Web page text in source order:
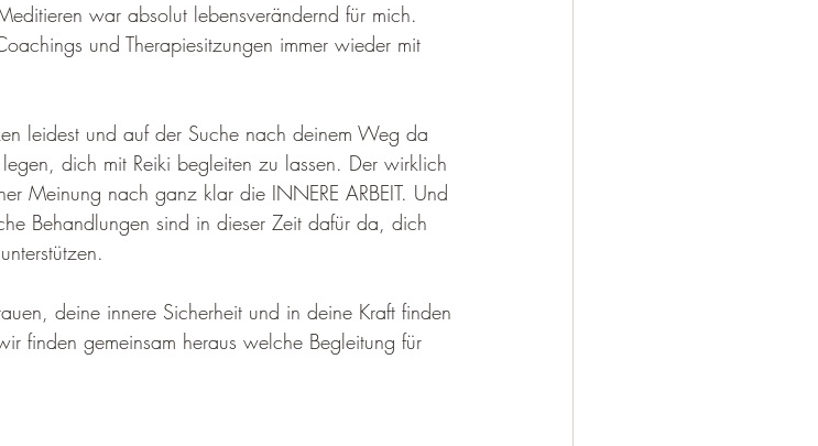
war absolut lebensverändernd für mich.
und Therapiesitzungen immer wieder mit
leidest und auf der Suche nach deinem Weg da
dich mit Reiki begleiten zu lassen. Der wirklich
Meinung nach ganz klar die INNERE ARBEIT. Und
Behandlungen sind in dieser Zeit dafür da, dich
deine innere Sicherheit und in deine Kraft finden
finden gemeinsam heraus welche Begleitung für